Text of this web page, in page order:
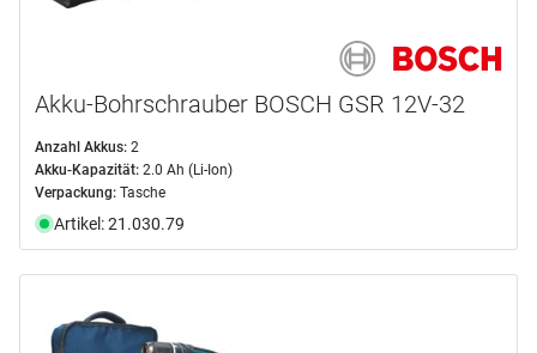
Akku-Bohrschrauber BOSCH GSR 12V-32
Anzahl Akkus: 2
Akku-Kapazität: 2.0 Ah (Li-Ion)
Verpackung: Tasche
Artikel: 21.030.79